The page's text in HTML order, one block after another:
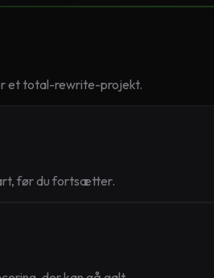
et total-rewrite-projekt.
før du fortsætter.